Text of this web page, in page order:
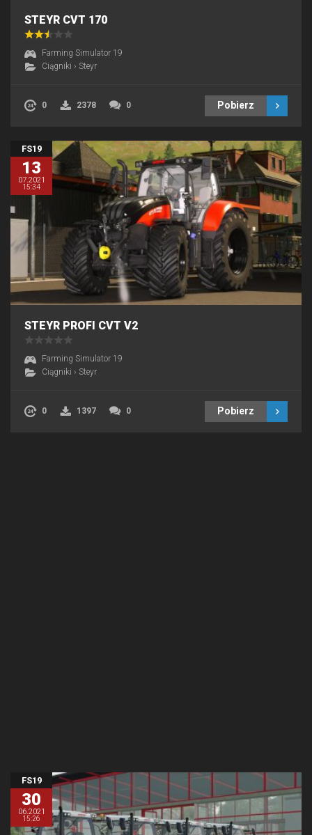
STEYR CVT 170
Farming Simulator 19
Ciągniki › Steyr
0 2378 0 Pobierz
FS19
13
07.2021
15:34
STEYR PROFI CVT V2
Farming Simulator 19
Ciągniki › Steyr
0 1397 0 Pobierz
FS19
30
06.2021
15:26